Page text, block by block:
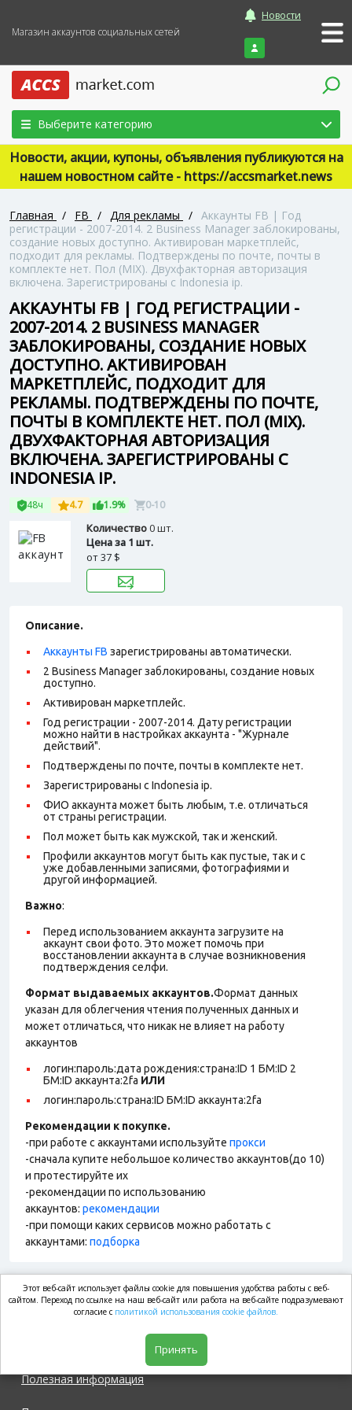
Магазин аккаунтов социальных сетей
Новости
Войти
Выберите категорию
Новости, акции, купоны, объявления публикуются на
нашем новостном сайте - https://accsmarket.news
Главная / FB / Для рекламы / Аккаунты FB | Год
регистрации - 2007-2014. 2 Business Manager заблокированы,
создание новых доступно. Активирован маркетплейс,
подходит для рекламы. Подтверждены по почте, почты в
комплекте нет. Пол (MIX). Двухфакторная авторизация
включена. Зарегистрированы с Indonesia ip.
АККАУНТЫ FB | ГОД РЕГИСТРАЦИИ -
2007-2014. 2 BUSINESS MANAGER
ЗАБЛОКИРОВАНЫ, СОЗДАНИЕ НОВЫХ
ДОСТУПНО. АКТИВИРОВАН
МАРКЕТПЛЕЙС, ПОДХОДИТ ДЛЯ
РЕКЛАМЫ. ПОДТВЕРЖДЕНЫ ПО ПОЧТЕ,
ПОЧТЫ В КОМПЛЕКТЕ НЕТ. ПОЛ (MIX).
ДВУХФАКТОРНАЯ АВТОРИЗАЦИЯ
ВКЛЮЧЕНА. ЗАРЕГИСТРИРОВАНЫ С
INDONESIA IP.
48ч 4.7 1.9% 0-10
Количество0 шт.
Цена за 1 шт.
от37 $
Описание.
Аккаунты FB зарегистрированы автоматически.
2 Business Manager заблокированы, создание новых
доступно.
Активирован маркетплейс.
Год регистрации - 2007-2014. Дату регистрации
можно найти в настройках аккаунта - "Журнале
действий".
Подтверждены по почте, почты в комплекте нет.
Зарегистрированы с Indonesia ip.
ФИО аккаунта может быть любым, т.е. отличаться
от страны регистрации.
Пол может быть как мужской, так и женский.
Профили аккаунтов могут быть как пустые, так и с
уже добавленными записями, фотографиями и
другой информацией.
Важно:
Перед использованием аккаунта загрузите на
аккаунт свои фото. Это может помочь при
восстановлении аккаунта в случае возникновения
подтверждения селфи.
Формат выдаваемых аккаунтов.Формат данных
указан для облегчения чтения полученных данных и
может отличаться, что никак не влияет на работу
аккаунтов
логин:пароль:дата рождения:страна:ID 1 БМ:ID 2
БМ:ID аккаунта:2fa ИЛИ
логин:пароль:страна:ID БМ:ID аккаунта:2fa
Рекомендации к покупке.
-при работе с аккаунтами используйте прокси
-сначала купите небольшое количество аккаунтов(до 10)
и протестируйте их
-рекомендации по использованию
аккаунтов: рекомендации
-при помощи каких сервисов можно работать с
аккаунтами: подборка
market.com
Полезная информация
Этот веб-сайт использует файлы cookie для повышения удобства работы с веб-
сайтом. Переход по ссылке на наш веб-сайт или работа на веб-сайте подразумевают
согласие с политикой использования cookie файлов.
Принять